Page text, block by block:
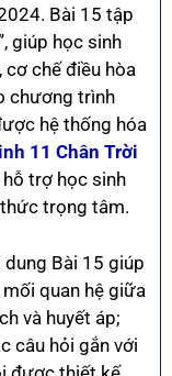
Bài 15 tập
giúp học sinh
chế điều hòa
chương trình
hệ thống hóa
11 Chân Trời
hỗ trợ học sinh
thức trọng tâm.
Bài 15 giúp
quan hệ giữa
và huyết áp;
câu hỏi gắn với